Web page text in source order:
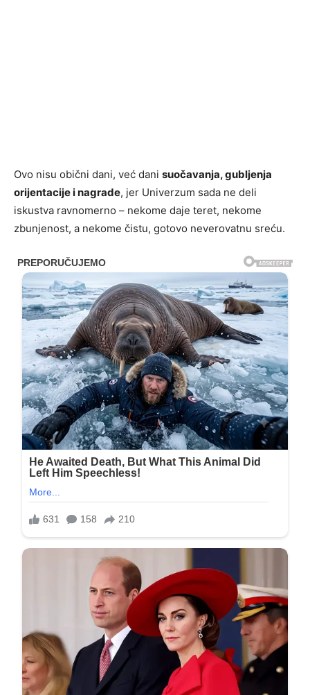
Ovo nisu obični dani, već dani suočavanja, gubljenja
orijentacije i nagrade, jer Univerzum sada ne deli
iskustva ravnomerno – nekome daje teret, nekome
zbunjenost, a nekome čistu, gotovo neverovatnu sreću.